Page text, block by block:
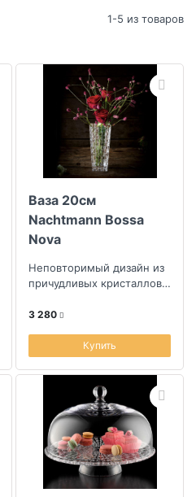
1-5 из товаров
Ваза 20см
Nachtmann Bossa
Nova
Неповторимый дизайн из
причудливых кристаллов в
создающих плетеный
3 280
Купить